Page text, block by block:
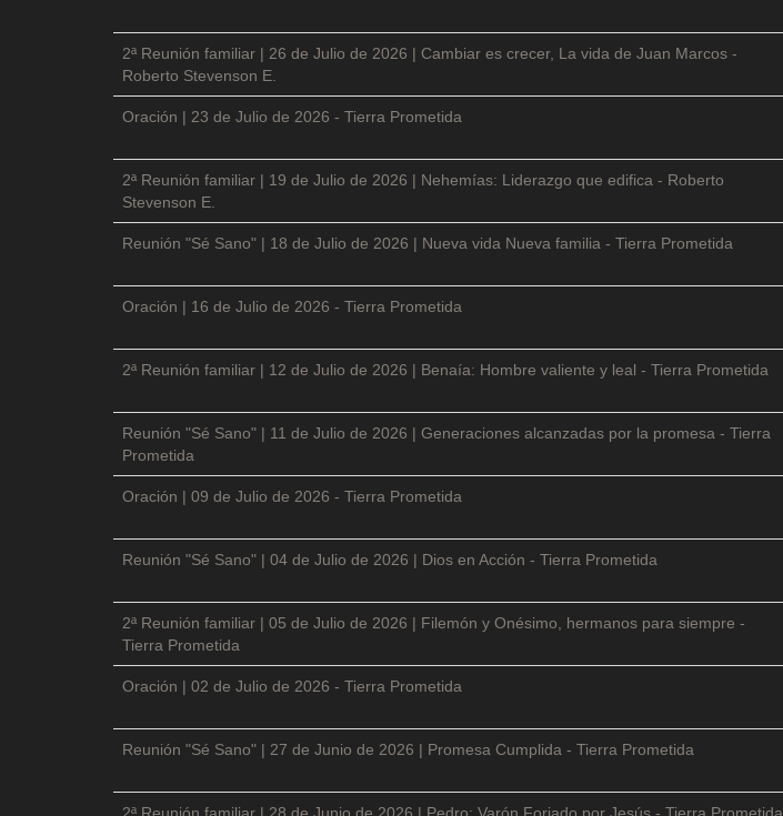
2ª Reunión familiar | 26 de Julio de 2026 | Cambiar es crecer, La vida de Juan Marcos -
Roberto Stevenson E.
Oración | 23 de Julio de 2026 - Tierra Prometida
2ª Reunión familiar | 19 de Julio de 2026 | Nehemías: Liderazgo que edifica - Roberto
Stevenson E.
Reunión "Sé Sano" | 18 de Julio de 2026 | Nueva vida Nueva familia - Tierra Prometida
Oración | 16 de Julio de 2026 - Tierra Prometida
2ª Reunión familiar | 12 de Julio de 2026 | Benaía: Hombre valiente y leal - Tierra Prometida
Reunión "Sé Sano" | 11 de Julio de 2026 | Generaciones alcanzadas por la promesa - Tierra
Prometida
Oración | 09 de Julio de 2026 - Tierra Prometida
Reunión "Sé Sano" | 04 de Julio de 2026 | Dios en Acción - Tierra Prometida
2ª Reunión familiar | 05 de Julio de 2026 | Filemón y Onésimo, hermanos para siempre -
Tierra Prometida
Oración | 02 de Julio de 2026 - Tierra Prometida
Reunión "Sé Sano" | 27 de Junio de 2026 | Promesa Cumplida - Tierra Prometida
2ª Reunión familiar | 28 de Junio de 2026 | Pedro: Varón Forjado por Jesús - Tierra Prometida